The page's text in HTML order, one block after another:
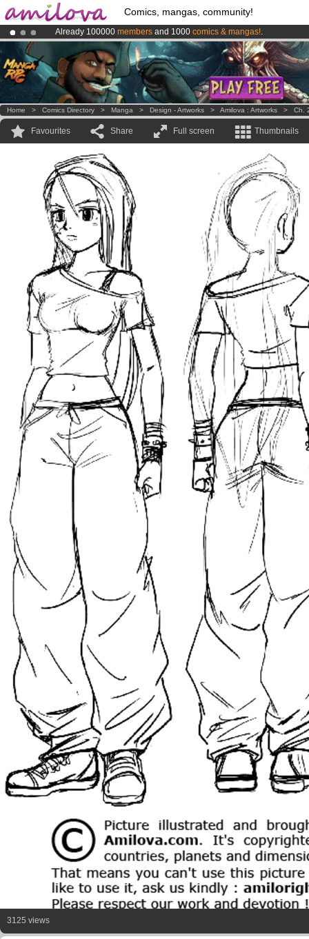
Comics, mangas, community!
Already 100000 members and 1000 comics & mangas!.
Premium membership from3.95 eurosper month !Get membership
AmilovaKickstarter is now LIVE!.
Home > Comics Directory > Manga > Design - Artworks > Amilova : Artworks > Ch.
Favourites Share Full screen Thumbnails
3125 views